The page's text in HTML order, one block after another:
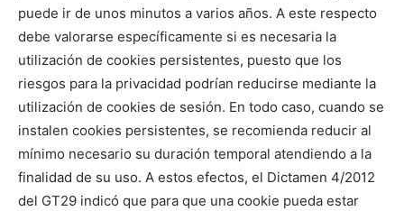
puede ir de unos minutos a varios años. A este respecto
debe valorarse específicamente si es necesaria la
utilización de cookies persistentes, puesto que los
riesgos para la privacidad podrían reducirse mediante la
utilización de cookies de sesión. En todo caso, cuando se
instalen cookies persistentes, se recomienda reducir al
mínimo necesario su duración temporal atendiendo a la
finalidad de su uso. A estos efectos, el Dictamen 4/2012
del GT29 indicó que para que una cookie pueda estar